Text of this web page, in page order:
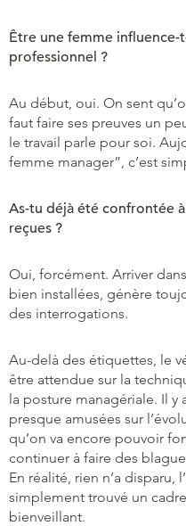
Être une femme
professionnel ?
Au début, oui. On sent
faut faire ses preuves un
le travail parle pour soi.
femme manager”, c’est
As-tu déjà été confrontée
reçues ?
Oui, forcément. Arriver
bien installées, génère
des interrogations.
Au-delà des étiquettes, le
être attendue sur la
la posture managériale. Il y
presque amusées sur
qu’on va encore pouvoir
continuer à faire des
En réalité, rien n’a disparu,
simplement trouvé un
bienveillant.